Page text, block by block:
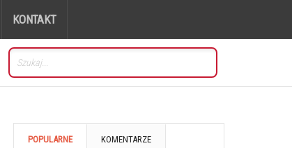
KONTAKT
POPULARNE KOMENTARZE